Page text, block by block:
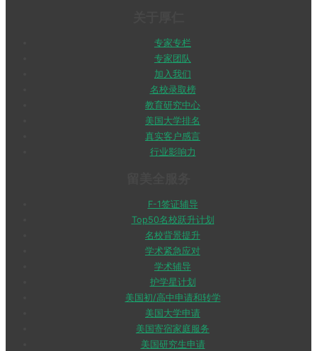
专家专栏
专家团队
加入我们
名校录取榜
教育研究中心
美国大学排名
真实客户感言
行业影响力
F-1签证辅导
Top50名校跃升计划
名校背景提升
学术紧急应对
学术辅导
护学星计划
美国初/高中申请和转学
美国大学申请
美国寄宿家庭服务
美国研究生申请